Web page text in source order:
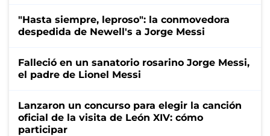
"Hasta siempre, leproso": la conmovedora
despedida de Newell's a Jorge Messi
Falleció en un sanatorio rosarino Jorge Messi,
el padre de Lionel Messi
Lanzaron un concurso para elegir la canción
oficial de la visita de León XIV: cómo
participar